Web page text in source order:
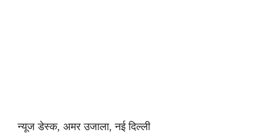
न्यूज डेस्क, अमर उजाला, नई दिल्ली